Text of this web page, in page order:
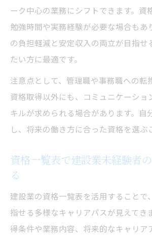
ーク中心の業務にシフトできます。資
勉強時間や実務経験が必要な場合もあ
の負担軽減と安定収入の両立が目指せ
たい方に最適です。
注意点として、管理職や事務職への転
資格取得以外にも、コミュニケーショ
キルが求められる場合があります。自
し、将来の働き方に合った資格を選ぶ
資格一覧表で建設業未経験者
る
建設業の資格一覧表を活用することで
指せる多様なキャリアパスが見えてき
得条件や業務内容、将来的なキャリア